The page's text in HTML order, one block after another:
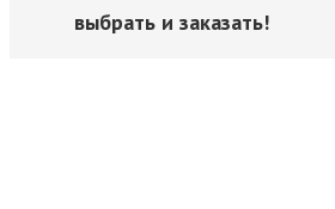
выбрать и заказать!